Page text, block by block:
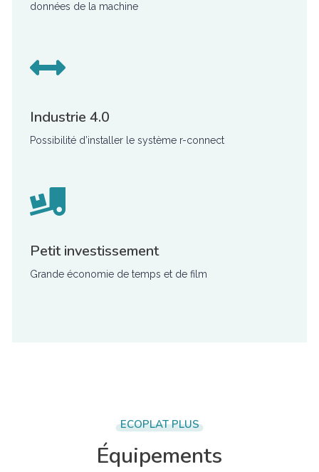
données de la machine
Industrie 4.0
Possibilité d’installer le système r-connect
Petit investissement
Grande économie de temps et de film
ECOPLAT PLUS
Équipements